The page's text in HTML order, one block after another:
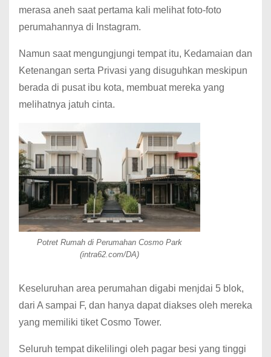
merasa aneh saat pertama kali melihat foto-foto
perumahannya di Instagram.
Namun saat mengungjungi tempat itu, Kedamaian dan
Ketenangan serta Privasi yang disuguhkan meskipun
berada di pusat ibu kota, membuat mereka yang
melihatnya jatuh cinta.
Potret Rumah di Perumahan Cosmo Park
(intra62.com/DA)
Keseluruhan area perumahan digabi menjdai 5 blok,
dari A sampai F, dan hanya dapat diakses oleh mereka
yang memiliki tiket Cosmo Tower.
Seluruh tempat dikelilingi oleh pagar besi yang tinggi